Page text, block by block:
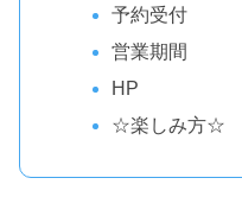
予約受付
営業期間
HP
☆楽しみ方☆